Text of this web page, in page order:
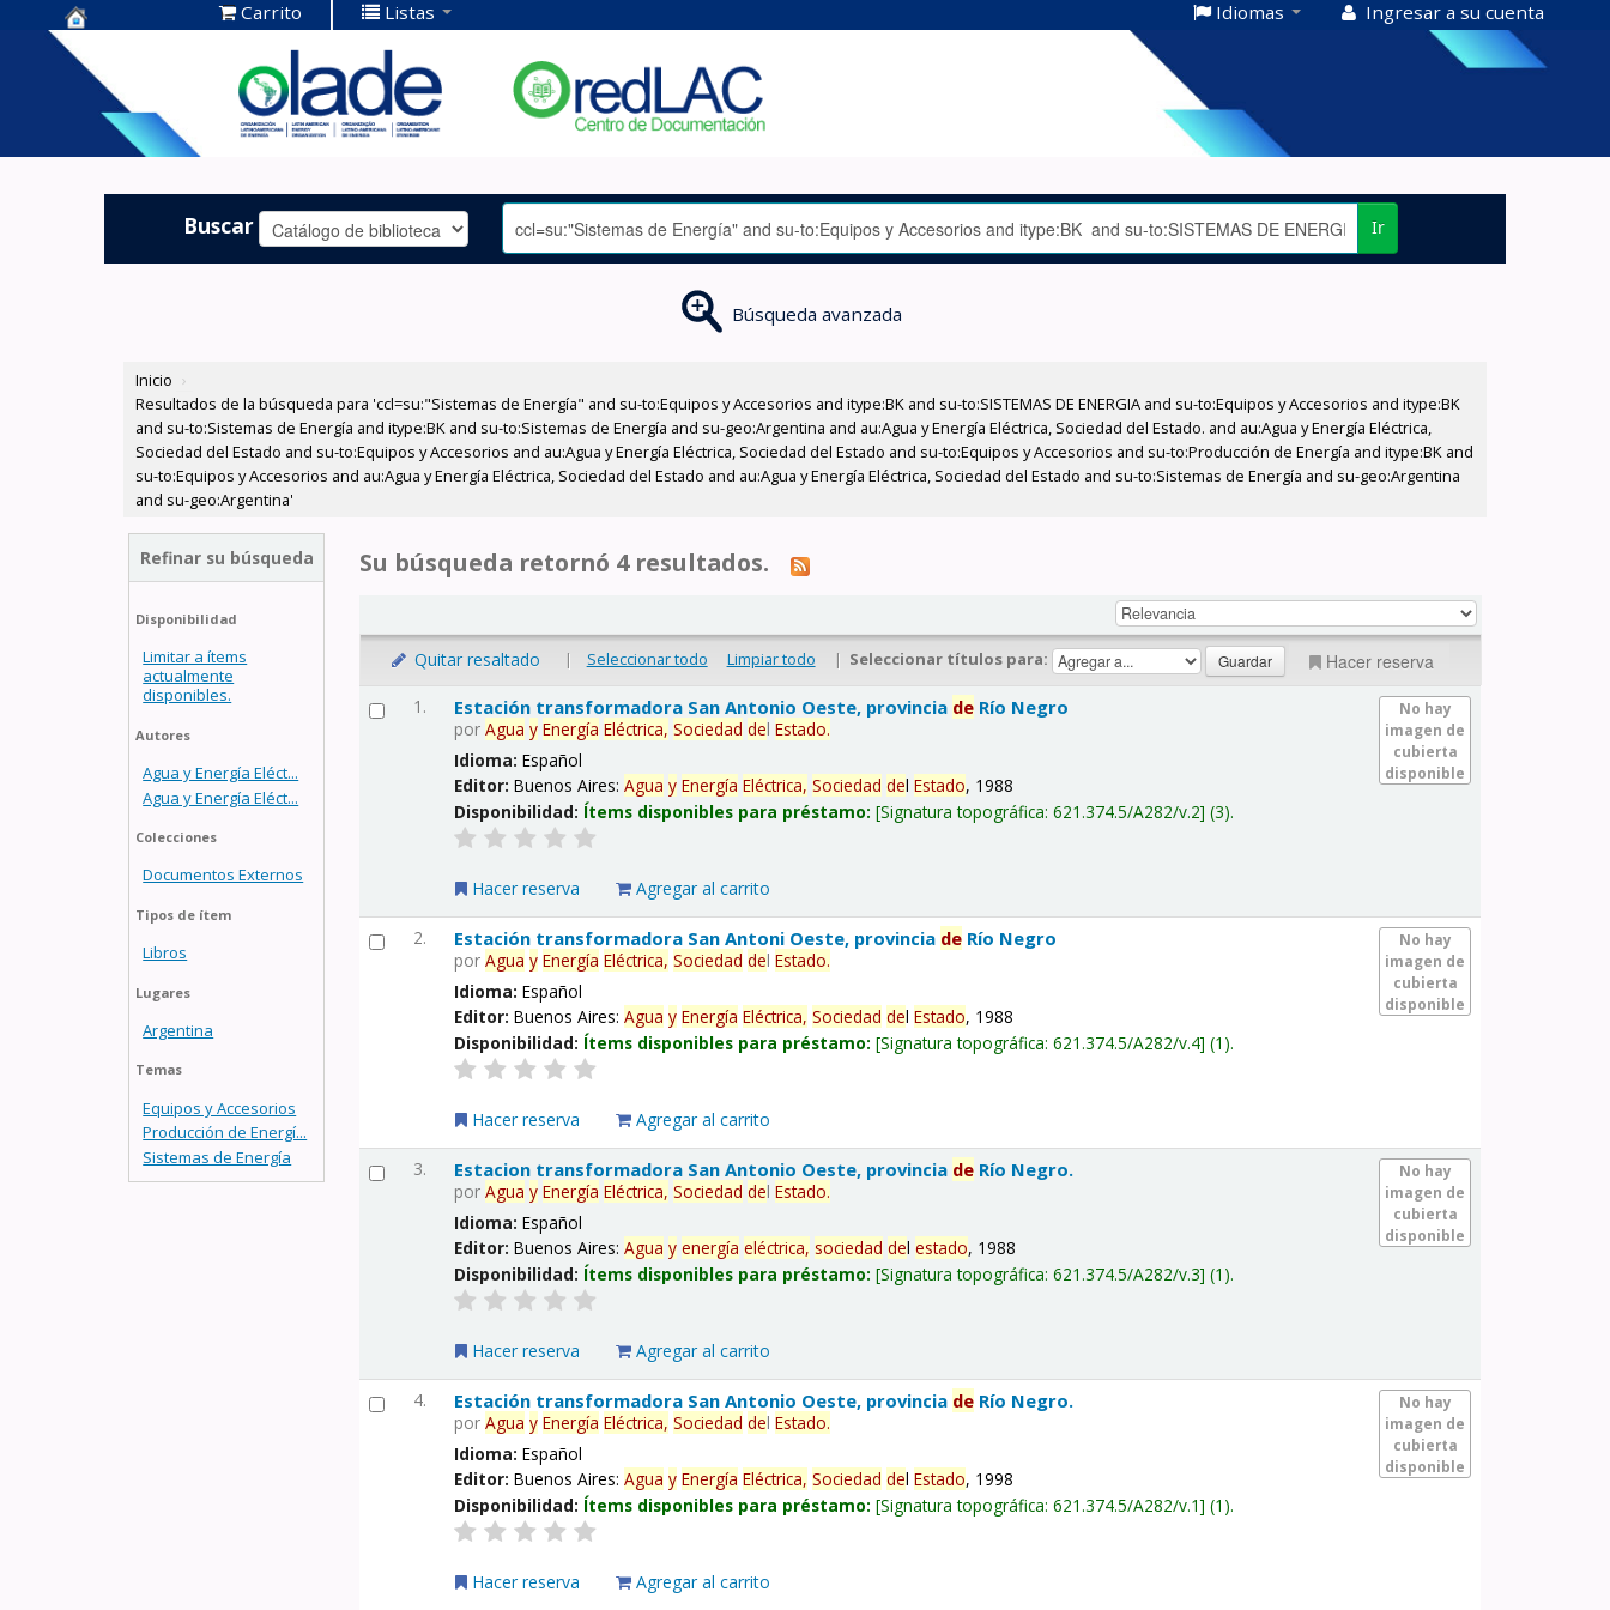
Centro de
Documentación
OLADE -
Carrito Listas Idiomas Ingresar a su cuenta
Buscar Ir
Búsqueda avanzada
Inicio ›
Resultados de la búsqueda para 'ccl=su:"Sistemas de Energía" and su-to:Equipos y Accesorios and itype:BK and su-to:SISTEMAS DE ENERGIA and su-to:Equipos y Accesorios and itype:BK
and su-to:Sistemas de Energía and itype:BK and su-to:Sistemas de Energía and su-geo:Argentina and au:Agua y Energía Eléctrica, Sociedad del Estado. and au:Agua y Energía Eléctrica,
Sociedad del Estado and su-to:Equipos y Accesorios and au:Agua y Energía Eléctrica, Sociedad del Estado and su-to:Equipos y Accesorios and su-to:Producción de Energía and itype:BK and
su-to:Equipos y Accesorios and au:Agua y Energía Eléctrica, Sociedad del Estado and au:Agua y Energía Eléctrica, Sociedad del Estado and su-to:Sistemas de Energía and su-geo:Argentina
and su-geo:Argentina'
Refinar su búsqueda
Disponibilidad
Limitar a ítems
actualmente
disponibles.
Autores
Agua y Energía Eléct...
Agua y Energía Eléct...
Colecciones
Documentos Externos
Tipos de ítem
Libros
Lugares
Argentina
Temas
Equipos y Accesorios
Producción de Energí...
Sistemas de Energía
Su búsqueda retornó 4 resultados.
Quitar resaltado | Seleccionar todo Limpiar todo | Seleccionar títulos para: Hacer reserva
1.
No hay
imagen de
cubierta
disponible
Estación transformadora San Antonio Oeste, provincia de Río Negro
porAgua y Energía Eléctrica, Sociedad delEstado.
Idioma:Español
Editor:Buenos Aires:Agua y Energía Eléctrica, Sociedad delEstado, 1988
Disponibilidad: Ítems disponibles para préstamo: Signatura topográfica:621.374.5/A282/v.2 (3).
Hacer reserva Agregar al carrito
2.
No hay
imagen de
cubierta
disponible
Estación transformadora San Antoni Oeste, provincia de Río Negro
porAgua y Energía Eléctrica, Sociedad delEstado.
Idioma:Español
Editor:Buenos Aires:Agua y Energía Eléctrica, Sociedad delEstado, 1988
Disponibilidad: Ítems disponibles para préstamo: Signatura topográfica:621.374.5/A282/v.4 (1).
Hacer reserva Agregar al carrito
3.
No hay
imagen de
cubierta
disponible
Estacion transformadora San Antonio Oeste, provincia de Río Negro.
porAgua y Energía Eléctrica, Sociedad delEstado.
Idioma:Español
Editor:Buenos Aires:Agua y energía eléctrica, sociedad delestado, 1988
Disponibilidad: Ítems disponibles para préstamo: Signatura topográfica:621.374.5/A282/v.3 (1).
Hacer reserva Agregar al carrito
4.
No hay
imagen de
cubierta
disponible
Estación transformadora San Antonio Oeste, provincia de Río Negro.
porAgua y Energía Eléctrica, Sociedad delEstado.
Idioma:Español
Editor:Buenos Aires:Agua y Energía Eléctrica, Sociedad delEstado, 1998
Disponibilidad: Ítems disponibles para préstamo: Signatura topográfica:621.374.5/A282/v.1 (1).
Hacer reserva Agregar al carrito